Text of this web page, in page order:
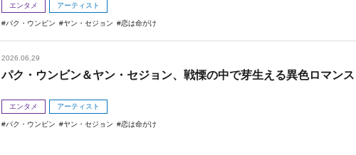
エンタメ アーティスト
パク・ウンビン ヤン・セジョン 恋は命がけ
2026.06.29
パク・ウンビン＆ヤン・セジョン、戦慄の中で芽生える異色ロマンス
エンタメ アーティスト
パク・ウンビン ヤン・セジョン 恋は命がけ